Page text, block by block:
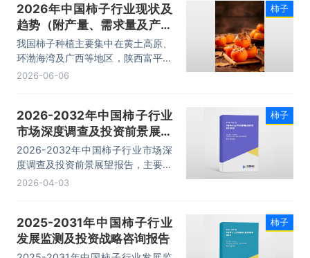
2026年中国柿子行业现状及
趋势（附产量、需求量及产业
链）「图」
我国柿子种植主要集中在黄土高原、
环渤海湾及广西等地区，陕西富平主
打尖柿+阳丰甜柿、广西恭城月柿、
420.31万吨，产量稳居全球第一。
2026-06-06
柿子
2026-2032年中国柿子行业
市场深度调查及投资前景展望
报告
2026-2032年中国柿子行业市场深
度调查及投资前景展望报告，主要包
括市场竞争格局分析、优势企业竞争
2026-04-03
柿子
2025-2031年中国柿子行业
发展监测及投资战略咨询报告
柿子